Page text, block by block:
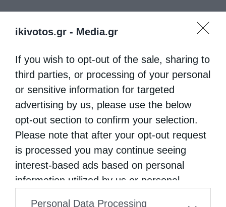
ikivotos.gr - Media.gr
If you wish to opt-out of the sale, sharing to
third parties, or processing of your personal
or sensitive information for targeted
advertising by us, please use the below
opt-out section to confirm your selection.
Please note that after your opt-out request
is processed you may continue seeing
interest-based ads based on personal
information utilized by us or personal
Personal Data Processing